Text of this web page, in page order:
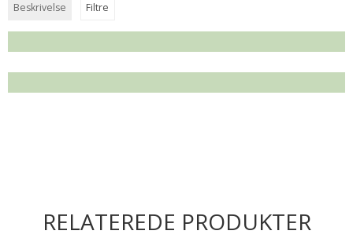
Beskrivelse Filtre
RELATEREDE PRODUKTER